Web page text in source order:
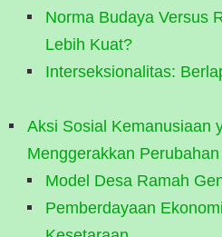
Norma Budaya Versus
Lebih Kuat?
Interseksionalitas:
Aksi Sosial Kemanusiaan
Menggerakkan Perubahan
Model Desa Ramah
Pemberdayaan